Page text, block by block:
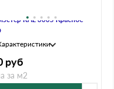
RAL 3005 Красное
руб
за м2